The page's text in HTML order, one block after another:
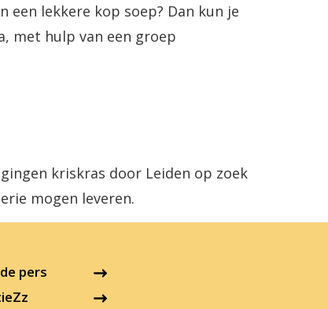
een lekkere kop soep? Dan kun je
met hulp van een groep
kriskras door Leiden op zoek
mogen leveren.
pers